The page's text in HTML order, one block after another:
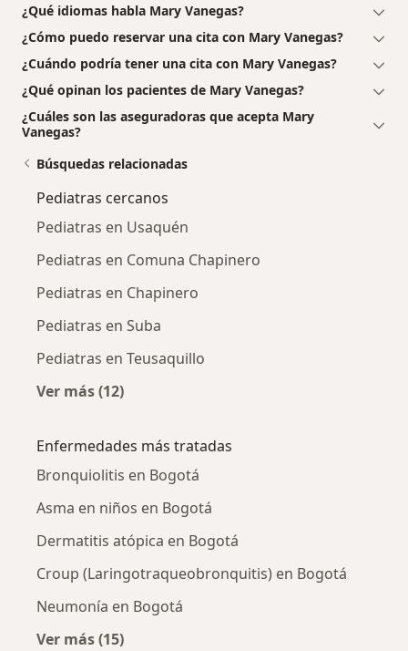
¿Qué idiomas habla Mary Vanegas?
¿Cómo puedo reservar una cita con Mary Vanegas?
¿Cuándo podría tener una cita con Mary Vanegas?
¿Qué opinan los pacientes de Mary Vanegas?
¿Cuáles son las aseguradoras que acepta Mary
Vanegas?
Búsquedas relacionadas
Pediatras cercanos
Pediatras en Usaquén
Pediatras en Comuna Chapinero
Pediatras en Chapinero
Pediatras en Suba
Pediatras en Teusaquillo
Ver más (12)
Enfermedades más tratadas
Bronquiolitis en Bogotá
Asma en niños en Bogotá
Dermatitis atópica en Bogotá
Croup (Laringotraqueobronquitis) en Bogotá
Neumonía en Bogotá
Ver más (15)